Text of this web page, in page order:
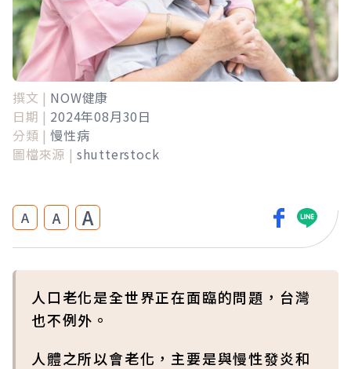
撰文 | NOW健康
日期 | 2024年08月30日
分類 | 慢性病
圖檔來源 | shutterstock
A A A
人口老化是全世界正在面臨的問題，台灣
也不例外。
人體之所以會老化，主要是與慢性發炎和